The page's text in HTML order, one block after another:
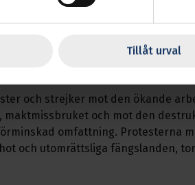
Tillåt urval
samt erbjuder
krafterna i Syrien istället för att
samt investera i skolor och
och strejker mot den ökande
maktmissbruket och mot den
omfattning. Protesterna
och utomrättsliga fängslanden,